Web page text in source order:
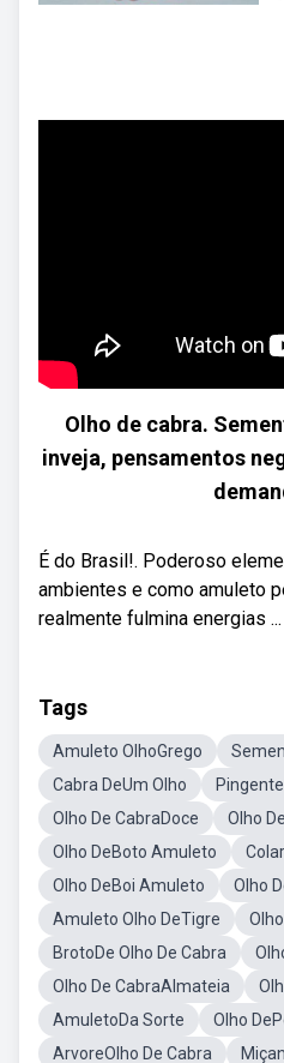
Olho de cabra.
inveja, pensamentos
É do Brasil!. Poderoso
ambientes e como amuleto
realmente fulmina energias ...
Tags
Amuleto OlhoGrego
Cabra DeUm Olho
Olho De CabraDoce
Olho
Olho DeBoto Amuleto
Olho DeBoi Amuleto
Olho
Amuleto Olho DeTigre
BrotoDe Olho De Cabra
Olho De CabraAlmateia
AmuletoDa Sorte
Olho
ArvoreOlho De Cabra